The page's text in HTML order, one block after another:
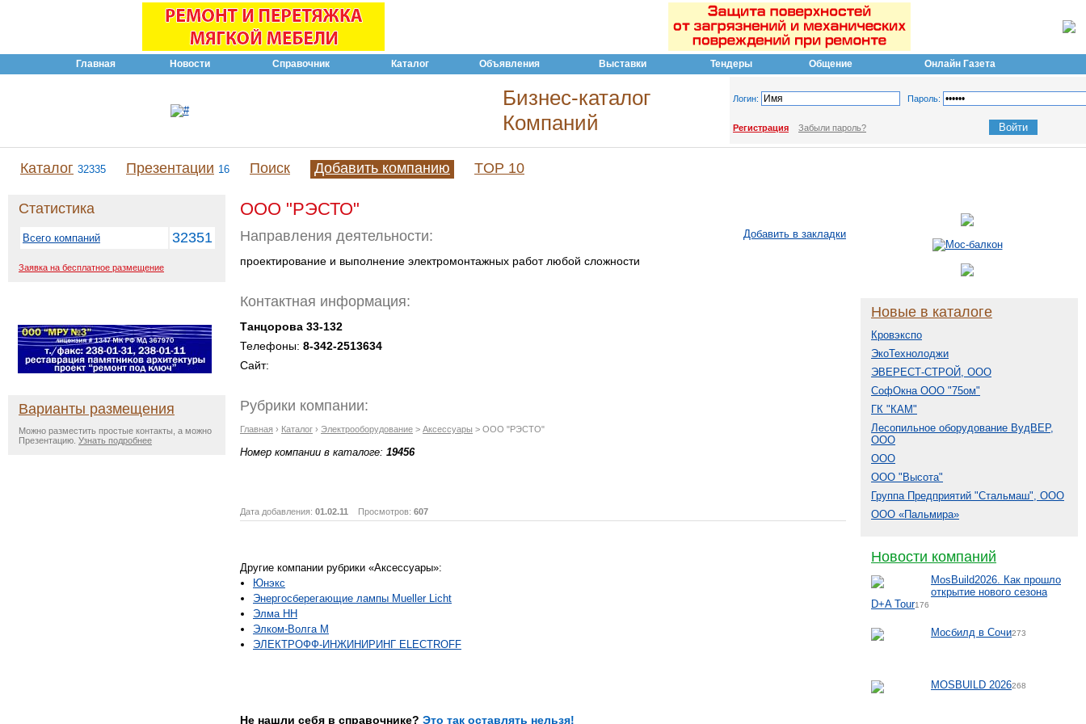
Главная Новости Справочник Каталог Объявления Выставки Тендеры Общение Онлайн Газета
Бизнес-каталог
Компаний
Логин: Пароль:
Регистрация Забыли пароль?
Каталог 32335 Презентации 16 Поиск Добавить компанию TOP 10
Статистика
Всего компаний 32351
Заявка на бесплатное размещение
Варианты размещения
Можно разместить простые контакты, а можно
Презентацию. Узнать подробнее
ООО "РЭСТО"
Добавить в закладки
Направления деятельности:
проектирование и выполнение электромонтажных работ любой сложности
Контактная информация:
Танцорова 33-132
Телефоны: 8-342-2513634
Сайт:
Рубрики компании:
Главная › Каталог › Электрооборудование > Аксессуары > ООО "РЭСТО"
Номер компании в каталоге: 19456
Дата добавления: 01.02.11 Просмотров: 607
Другие компании рубрики «Аксессуары»:
Юнэкс
Энергосберегающие лампы Mueller Licht
Элма НН
Элком-Волга М
ЭЛЕКТРОФФ-ИНЖИНИРИНГ ELECTROFF
Не нашли себя в справочнике? Это так оставлять нельзя!
Новые в каталоге
Кровэкспо
ЭкоТехнолоджи
ЭВЕРЕСТ-СТРОЙ, ООО
СофОкна ООО "75ом"
ГК "КАМ"
Лесопильное оборудование ВудВЕР,
ООО
ООО
ООО "Высота"
Группа Предприятий "Стальмаш", ООО
ООО «Пальмира»
Новости компаний
MosBuild2026. Как прошло
открытие нового сезона
D+A Tour176
Мосбилд в Сочи273
MOSBUILD 2026268